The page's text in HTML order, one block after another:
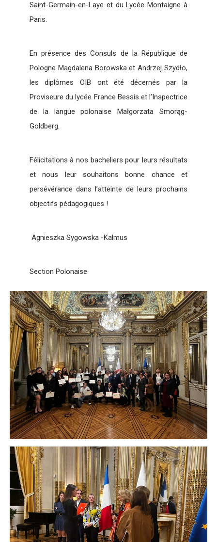
Saint-Germain-en-Laye et du Lycée Montaigne à
Paris.
En présence des Consuls de la République de
Pologne Magdalena Borowska et Andrzej Szydło,
les diplômes OIB ont été décernés par la
Proviseure du lycée France Bessis et l’Inspectrice
de la langue polonaise Małgorzata Smorąg-
Goldberg.
Félicitations à nos bacheliers pour leurs résultats
et nous leur souhaitons bonne chance et
persévérance dans l’atteinte de leurs prochains
objectifs pédagogiques !
Agnieszka Sygowska -Kalmus
Section Polonaise